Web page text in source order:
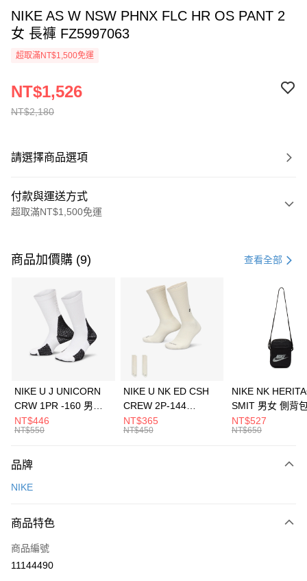
NIKE AS W NSW PHNX FLC HR OS PANT 2
女 長褲 FZ5997063
超取滿NT$1,500免運
NT$2,180
NT$1,526
請選擇商品選項
付款與運送方式
超取滿NT$1,500免運
信用卡一次付款
3 期 0 利率 每期 21家銀行
合作金庫商業銀行
第一商業銀行
華南商業銀行
彰化商業銀行
上海商業儲蓄銀行
元大商業銀行
台灣樂天信用卡公司
Apple Pay
全盈+PAY
AFTEE先享後付
【關於「AFTEE先享後付」】
便利好安心！
３．安心：先確認商品／服務後，再付款。
【「AFTEE先享後付」結帳流程】
１．於結帳方式選擇「AFTEE先享後付」後，將跳轉至「AFTEE先享後付」
運送方式
每筆NT$100，滿NT$1,500(含以上)免運費
宅配
每筆NT$100，滿NT$1,500(含以上)免運費
商品加價購 (9) 查看全部
NIKE U J UNICORN
CRW 1PR -160 男女
中統襪 FZ3393100
NT$446
NT$550
NIKE U NK ED CSH
CREW 2P-144
EMBRDY 男女 短統襪
FZ3073133
NT$365
NT$450
NIKE NK
SMIT 男女 側背
BA5871010
NT$527
NT$650
品牌
NIKE
商品特色
商品編號
11144490